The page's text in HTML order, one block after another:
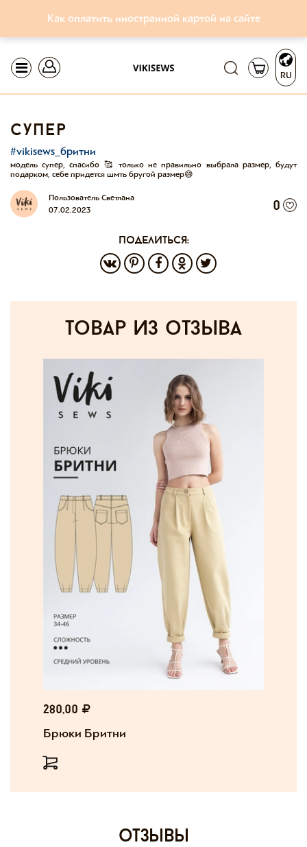
Как оплатить иностранной картой на сайте
RU
супер
#vikisews_бритни
модель супер, спасибо 🥰 только не правильно выбрала размер, будут
подарком, себе придется шмть бругой размер😅
Пользователь Светлана
07.02.2023
0
поделиться:
товар из отзыва
280,00
Брюки Бритни
отзывы